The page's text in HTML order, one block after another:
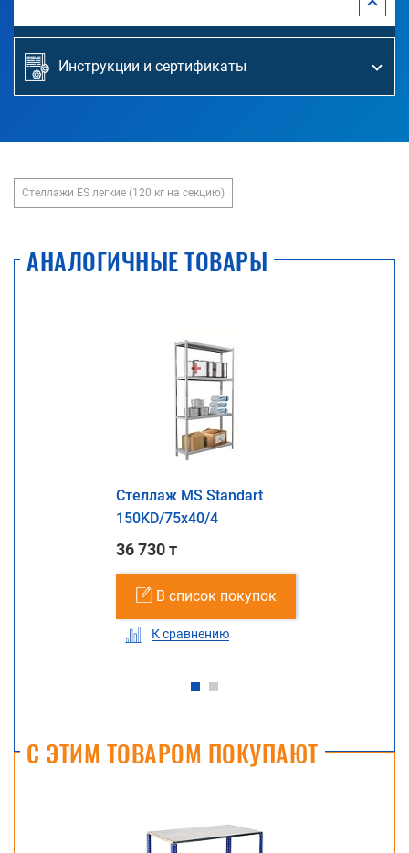
Инструкции и сертификаты
Стеллажи ES легкие (120 кг на секцию)
АНАЛОГИЧНЫЕ ТОВАРЫ
Стеллаж MS Standart
150KD/75x40/4
36 730 т
В список покупок
К сравнению
С ЭТИМ ТОВАРОМ ПОКУПАЮТ